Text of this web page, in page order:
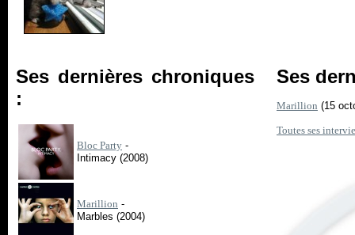
Ses dernières chroniques
:
Bloc Party -
Intimacy (2008)
Marillion -
Marbles (2004)
Ses
Marillion (15
Toutes ses